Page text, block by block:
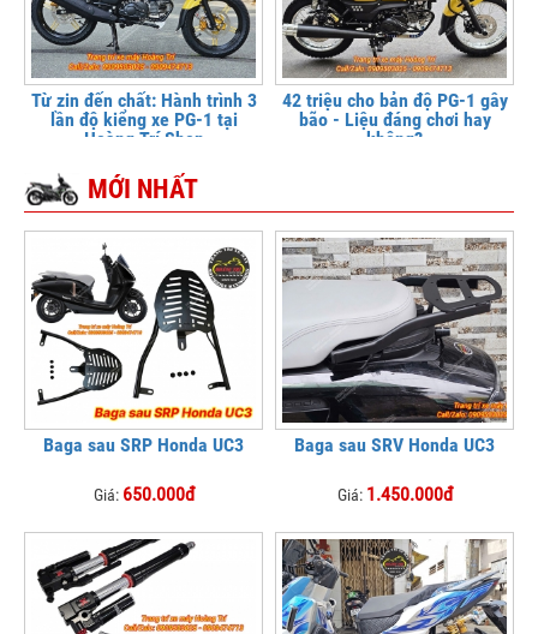
Từ zin đến chất: Hành trình 3
lần độ kiểng xe PG-1 tại
Hoàng Trí Shop
42 triệu cho bản độ PG-1 gây
bão - Liệu đáng chơi hay
không?
MỚI NHẤT
Baga sau SRP Honda UC3
Giá: 650.000đ
Baga sau SRV Honda UC3
Giá: 1.450.000đ